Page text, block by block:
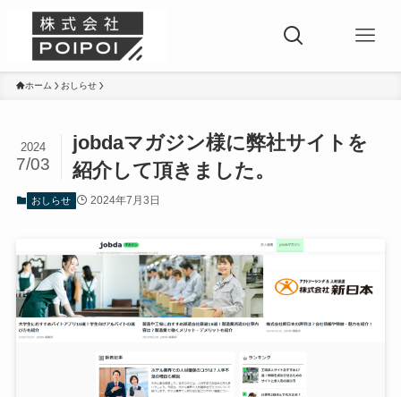
ホーム おしらせ
jobdaマガジン様に弊社サイトを
紹介して頂きました。
2024
7/03
おしらせ 2024年7月3日